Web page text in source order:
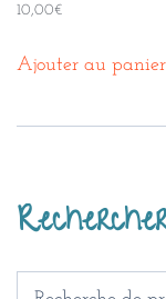
10,00€
Ajouter au panier
Recherche